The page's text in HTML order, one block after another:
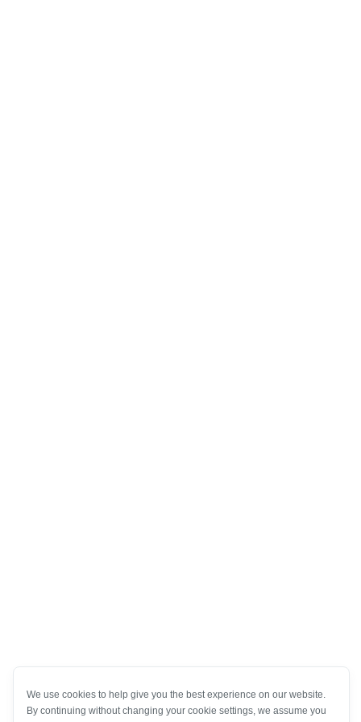
We use cookies to help give you the best experience on our website.
By continuing without changing your cookie settings, we assume you